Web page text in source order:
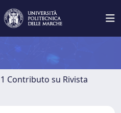
1 Contributo su Rivista